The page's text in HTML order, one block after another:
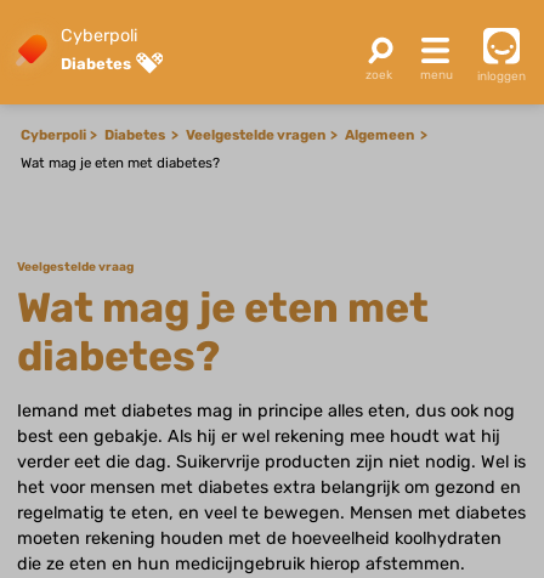
Cyberpoli
Diabetes
inloggen
Cyberpoli Diabetes Veelgestelde vragen
Algemeen
Wat mag je eten met diabetes?
Veelgestelde vraag
Wat mag je eten met
diabetes?
Iemand met diabetes mag in principe alles eten, dus ook nog
best een gebakje. Als hij er wel rekening mee houdt wat hij
verder eet die dag. Suikervrije producten zijn niet nodig. Wel is
het voor mensen met diabetes extra belangrijk om gezond en
regelmatig te eten, en veel te bewegen. Mensen met diabetes
moeten rekening houden met de hoeveelheid koolhydraten
die ze eten en hun medicijngebruik hierop afstemmen.